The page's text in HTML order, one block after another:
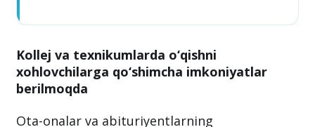
xohlovchilarga qo‘shimcha imkoniyatlar